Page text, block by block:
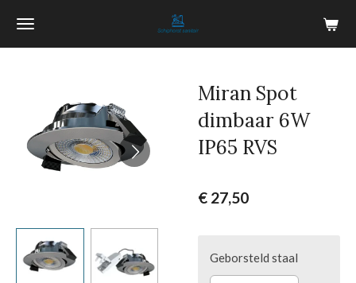
Ga
hoofdinhoud
Miran Spot
dimbaar 6W
IP65 RVS
€ 27,50
Geborsteld staal